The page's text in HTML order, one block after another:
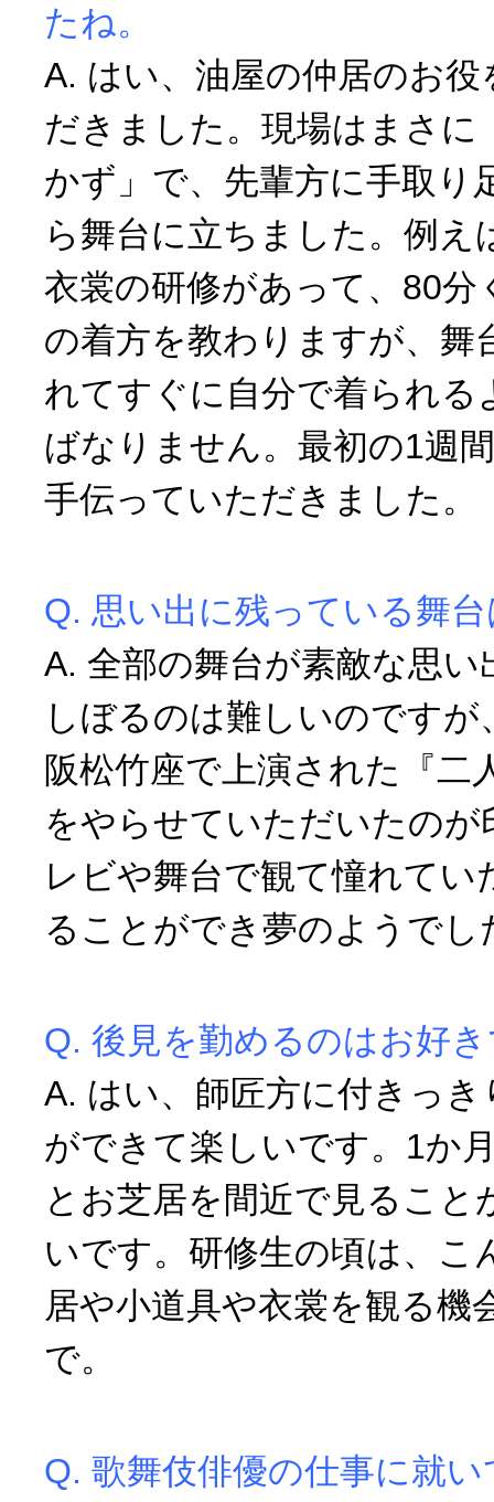
たね。
A. はい、油屋の仲居のお
だきました。現場はまさに
かず」で、先輩方に手取り
ら舞台に立ちました。例え
衣裳の研修があって、80分
の着方を教わりますが、舞
れてすぐに自分で着られる
ばなりません。最初の1週
手伝っていただきました。
Q. 思い出に残っている舞
A. 全部の舞台が素敵な思
しぼるのは難しいのですが
阪松竹座で上演された『二
をやらせていただいたのが
レビや舞台で観て憧れてい
ることができ夢のようでし
Q. 後見を勤めるのはお好
A. はい、師匠方に付きっ
ができて楽しいです。1か
とお芝居を間近で見ること
いです。研修生の頃は、こ
居や小道具や衣裳を観る機
で。
Q. 歌舞伎俳優の仕事に就